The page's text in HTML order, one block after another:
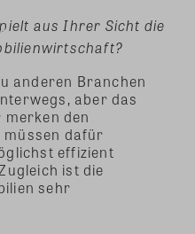
aus Ihrer Sicht die
anderen Branchen
aber das
den
dafür
effizient
ist die
sehr